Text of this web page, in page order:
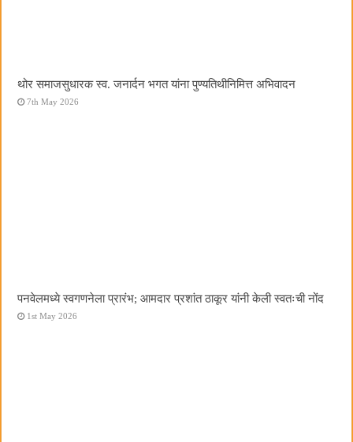
थोर समाजसुधारक स्व. जनार्दन भगत यांना पुण्यतिथीनिमित्त अभिवादन
7th May 2026
पनवेलमध्ये स्वगणनेला प्रारंभ; आमदार प्रशांत ठाकूर यांनी केली स्वतःची नोंद
1st May 2026